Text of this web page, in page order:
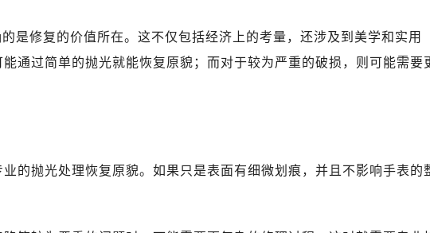
号中银大厦A座(旺进大厦)18层09室（需提前预约）
33号亨特国际金融中心14楼14D（需提前预约）
同德昆明广场写字楼10层06室（需提前预约）
华侨城长安国际中心E座6楼10室（需提前预约）
号万达广场写字楼A座10层1002室（需提前预约）
号腾达中心东1幢20楼2002室（需提前预约）
是修复的价值所在。这不仅包括经济上的考量，还涉及到美学和实用
通过简单的抛光就能恢复原貌；而对于较为严重的破损，则可能需要
的抛光处理恢复原貌。如果只是表面有细微划痕，并且不影响手表的